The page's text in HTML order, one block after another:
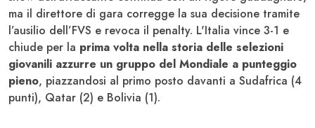
ma il direttore di gara corregge la sua decisione tramite
l’ausilio dell’FVS e revoca il penalty. L'Italia vince 3-1 e
chiude per la prima volta nella storia delle selezioni
giovanili azzurre un gruppo del Mondiale a punteggio
pieno, piazzandosi al primo posto davanti a Sudafrica (4
punti), Qatar (2) e Bolivia (1).